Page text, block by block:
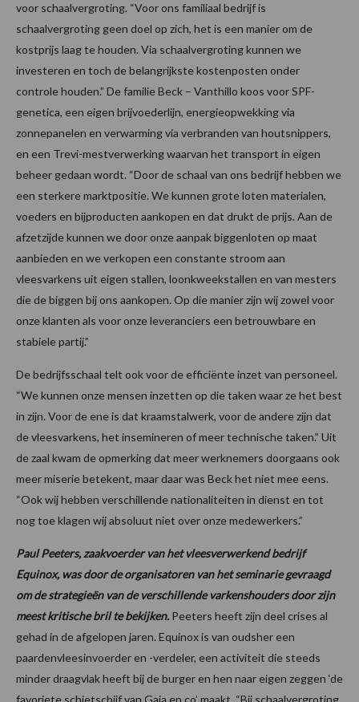
voor schaalvergroting. “Voor ons familiaal bedrijf is
schaalvergroting geen doel op zich, het is een manier om de
kostprijs laag te houden. Via schaalvergroting kunnen we
investeren en toch de belangrijkste kostenposten onder
controle houden.” De familie Beck – Vanthillo koos voor SPF-
genetica, een eigen brijvoederlijn, energieopwekking via
zonnepanelen en verwarming via verbranden van houtsnippers,
en een Trevi-mestverwerking waarvan het transport in eigen
beheer gedaan wordt. “Door de schaal van ons bedrijf hebben we
een sterkere marktpositie. We kunnen grote loten materialen,
voeders en bijproducten aankopen en dat drukt de prijs. Aan de
afzetzijde kunnen we door onze aanpak biggenloten op maat
aanbieden en we verkopen een constante stroom aan
vleesvarkens uit eigen stallen, loonkweekstallen en van mesters
die de biggen bij ons aankopen. Op die manier zijn wij zowel voor
onze klanten als voor onze leveranciers een betrouwbare en
stabiele partij.”
De bedrijfsschaal telt ook voor de efficiënte inzet van personeel.
“We kunnen onze mensen inzetten op die taken waar ze het best
in zijn. Voor de ene is dat kraamstalwerk, voor de andere zijn dat
de vleesvarkens, het insemineren of meer technische taken.” Uit
de zaal kwam de opmerking dat meer werknemers doorgaans ook
meer miserie betekent, maar daar was Beck het niet mee eens.
“Ook wij hebben verschillende nationaliteiten in dienst en tot
nog toe klagen wij absoluut niet over onze medewerkers.”
Paul Peeters, zaakvoerder van het vleesverwerkend bedrijf
Equinox, was door de organisatoren van het seminarie gevraagd
om de strategieën van de verschillende varkenshouders door zijn
meest kritische bril te bekijken. Peeters heeft zijn deel crises al
gehad in de afgelopen jaren. Equinox is van oudsher een
paardenvleesinvoerder en -verdeler, een activiteit die steeds
minder draagvlak heeft bij de burger en hen naar eigen zeggen ‘de